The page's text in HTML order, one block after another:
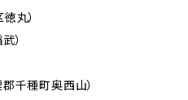
丸）
）
千種町奥西山）